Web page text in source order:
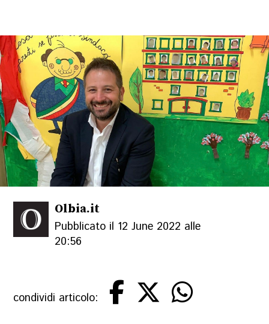
Olbia.it
Pubblicato il 12 June 2022 alle
20:56
condividi articolo: